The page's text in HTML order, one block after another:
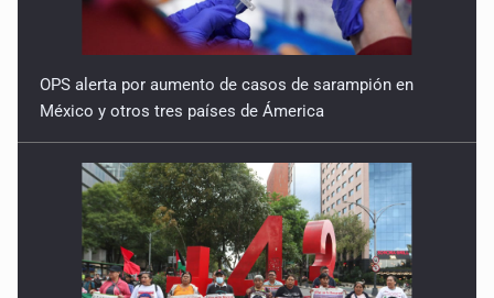
México y otros tres países de Ámerica